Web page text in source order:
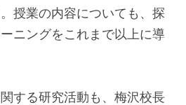
授業の内容についても、探
ニングをこれまで以上に導
する研究活動も、梅沢校長